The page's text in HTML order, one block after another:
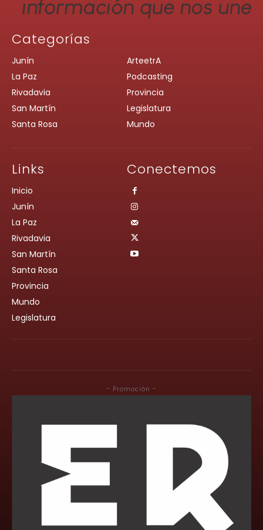
Categorías
Junín
La Paz
Rivadavia
San Martín
Santa Rosa
ArteetrA
Podcasting
Provincia
Legislatura
Mundo
Links
Inicio
Junín
La Paz
Rivadavia
San Martín
Santa Rosa
Provincia
Mundo
Legislatura
Conectemos
- Promoción -